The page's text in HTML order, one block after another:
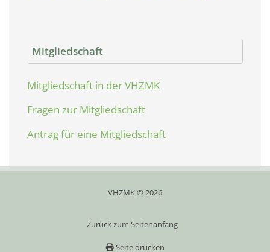
Mitgliedschaft
Mitgliedschaft in der VHZMK
Fragen zur Mitgliedschaft
Antrag für eine Mitgliedschaft
VHZMK © 2026
Zurück zum Seitenanfang
Seite drucken